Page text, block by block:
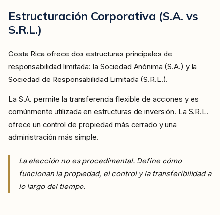
Estructuración Corporativa (S.A. vs
S.R.L.)
Costa Rica ofrece dos estructuras principales de
responsabilidad limitada: la Sociedad Anónima (S.A.) y la
Sociedad de Responsabilidad Limitada (S.R.L.).
La S.A. permite la transferencia flexible de acciones y es
comúnmente utilizada en estructuras de inversión. La S.R.L.
ofrece un control de propiedad más cerrado y una
administración más simple.
La elección no es procedimental. Define cómo
funcionan la propiedad, el control y la transferibilidad a
lo largo del tiempo.